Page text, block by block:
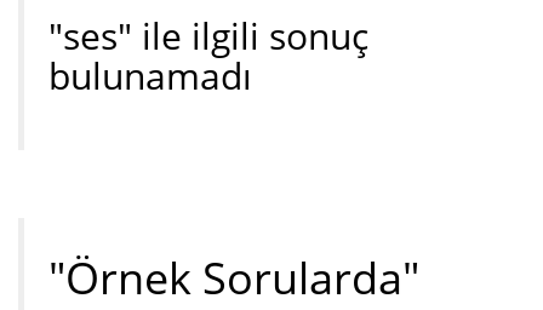
"ses" ile ilgili sonuç
bulunamadı
"Örnek Sorularda"